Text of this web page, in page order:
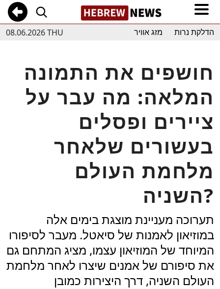
08.06.2026 THU הדלקת נרות מזג אוויר
חושפים את התמונה
המלאה: מה עבר על
ציירים ופסלים
בעשורים שלאחר
מלחמת העולם
השניה?
תערוכה מעניינת מוצגת בימים אלה
במוזיאון לאמנות של סיאטל. מעבר לסיפורו
המיוחד של המוזיאון עצמו, מציג המתחם גם
את סיפורם של אמנים שיצרו לאחר מלחמת
העולם השניה, דרך היצירות כמובן